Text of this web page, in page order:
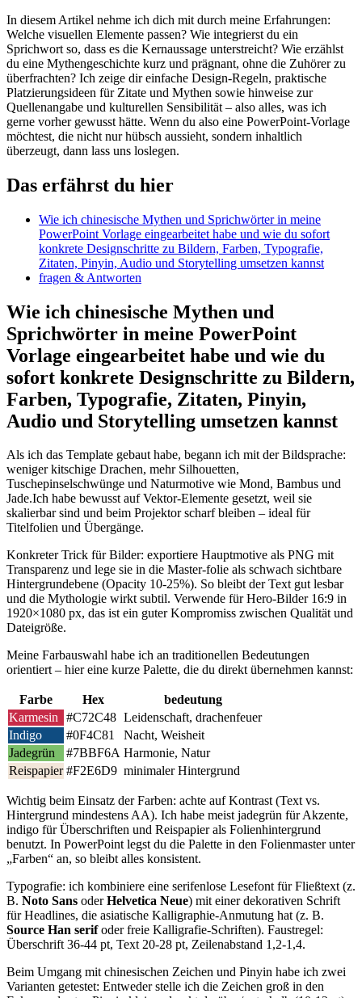
In diesem ​Artikel nehme ich ​dich ‍mit durch⁣ meine Erfahrungen:
Welche visuellen‌ Elemente passen?‌ Wie integrierst du ein
Sprichwort so,⁢ dass es⁢ die Kernaussage unterstreicht? ‌Wie ⁢erzählst‌
du eine​ Mythengeschichte kurz und prägnant, ohne die Zuhörer⁣ zu
⁢überfrachten? Ich​ zeige⁣ dir einfache ‌Design-Regeln, praktische
‌Platzierungsideen​ für Zitate ​und Mythen ​sowie hinweise zur
Quellenangabe und kulturellen Sensibilität – ⁢also‍ alles, was ich‍
gerne⁤ vorher gewusst hätte. Wenn du also eine PowerPoint-Vorlage
⁢möchtest,‌ die⁣ nicht nur hübsch‍ aussieht, ⁢sondern inhaltlich
überzeugt, dann lass uns loslegen.
Das erfährst​ du hier
Wie ich chinesische Mythen und Sprichwörter in meine
PowerPoint ⁢Vorlage eingearbeitet habe und wie du​ sofort‍
konkrete Designschritte zu ⁣Bildern, Farben,‌ Typografie,
Zitaten,‌ Pinyin, Audio ⁣und Storytelling umsetzen kannst
fragen ‍& Antworten
Wie ⁤ich chinesische ⁢Mythen ⁣und ​
Sprichwörter in meine ⁤PowerPoint ​
Vorlage eingearbeitet habe und ⁣wie ​du
sofort konkrete Designschritte zu Bildern,
⁣Farben, Typografie, Zitaten, Pinyin,
Audio und Storytelling umsetzen kannst
Als ich das Template gebaut‍ habe, ⁤begann ⁢ich mit der​ Bildsprache:
weniger kitschige Drachen,⁢ mehr Silhouetten,
Tuschepinselschwünge und⁢ Naturmotive⁣ wie Mond, Bambus und⁢
Jade.Ich⁢ habe bewusst⁤ auf ​Vektor-Elemente gesetzt, weil sie
skalierbar sind und beim Projektor scharf ⁣bleiben – ideal⁤ für
⁤Titelfolien und Übergänge.
Konkreter Trick für Bilder: exportiere⁤ Hauptmotive als PNG mit
‍Transparenz und‍ lege sie in die Master-folie als ‍schwach sichtbare
Hintergrundebene (Opacity⁢ 10-25%). So bleibt ​der Text⁢ gut lesbar
und die Mythologie wirkt subtil. Verwende für Hero-Bilder ⁢16:9 ⁣in
1920×1080 ​px, das ist ein guter ⁤Kompromiss zwischen ⁢Qualität ⁣und
Dateigröße.
Meine Farbauswahl habe ich​ an traditionellen Bedeutungen
orientiert – hier eine⁣ kurze Palette, die du direkt⁢ übernehmen kannst:
Farbe Hex
bedeutung
Karmesin #C72C48 Leidenschaft,​ drachenfeuer
Indigo
#0F4C81
Nacht, Weisheit
Jadegrün
#7BBF6A Harmonie, Natur
Reispapier #F2E6D9 minimaler Hintergrund
Wichtig beim Einsatz​ der Farben: achte auf Kontrast (Text ‍vs.
Hintergrund mindestens AA). ‍Ich ​habe ‌meist ‍jadegrün für Akzente,
‌indigo ‌für ‌Überschriften und Reispapier als‌ Folienhintergrund
benutzt. ‍In PowerPoint legst du die Palette ⁢in den Folienmaster ⁤unter​
„Farben“ an, so ‍bleibt alles ⁢konsistent.
Typografie: ich kombiniere eine serifenlose Lesefont für Fließtext⁢ (z.
B. Noto Sans oderHelvetica Neue) mit​ einer dekorativen Schrift
⁣für ‍Headlines, die asiatische⁤ Kalligraphie-Anmutung hat (z. B.
Source Han serifoder freie Kalligrafie-Schriften). ⁤Faustregel:⁣
Überschrift 36-44 pt, Text 20-28 pt,‌ Zeilenabstand ⁢1,2-1,4.
Beim Umgang mit chinesischen Zeichen und Pinyin​ habe ich zwei
Varianten getestet: Entweder stelle ich die Zeichen⁣ groß⁣ in​ den‌